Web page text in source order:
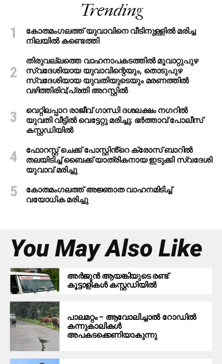
Trending
കോതമംഗലത്ത് യുവാവിനെ വീടിനുള്ളിൽ മരിച്ച
നിലയിൽ കണ്ടെത്തി
തിരുവല്ലത്തെ വാഹനാപകടത്തില്‍ മൂവാറ്റുപുഴ
സ്വദേശിയായ യുവാവിന്റെയും, തൊടുപുഴ
സ്വദേശിയായ യുവതിയുടെയും മരണത്തില്‍
വഴിത്തിരിവ്;പ്രതി അറസ്റ്റില്‍
വെറ്റിലപ്പാറ രാജീവ് ഗാന്ധി ദശലക്ഷം നഗറിൽ
യുവതി വീട്ടിൽ വെട്ടേറ്റു മരിച്ചു: ഭർത്താവ് പോലീസ്
കസ്റ്റഡിയിൽ
ഫോറസ്റ്റ് ചെക്ക് പോസ്റ്റിൻ്റെ ക്രോസ് ബാറില്‍
തലയിടിച്ച് ബൈക്ക് യാത്രികനായ ഇടുക്കി സ്വദേശി
യുവാവ് മരിച്ചു
കോതമംഗലത്ത് അജ്ഞാത വാഹനമിടിച്ച്
വയോധിക മരിച്ചു
You May Also Like
അർജുൻ ആയങ്കിയുടെ രണ്ട്
കൂട്ടാളികൾ കസ്റ്റഡിയിൽ
പാലമറ്റം – ആവോലിച്ചാൽ റോഡിൽ
കന്നുകാലികൾ
അപകടക്കെണിയാകുന്നു